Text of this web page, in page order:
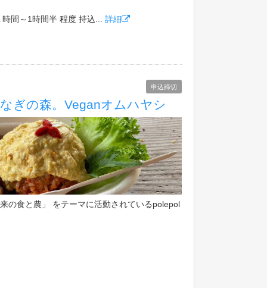
間～1時間半 程度 持込... 詳細
申込締切
ぎの森。Veganオムハヤシ
の食と農」 をテーマに活動されているpolepol